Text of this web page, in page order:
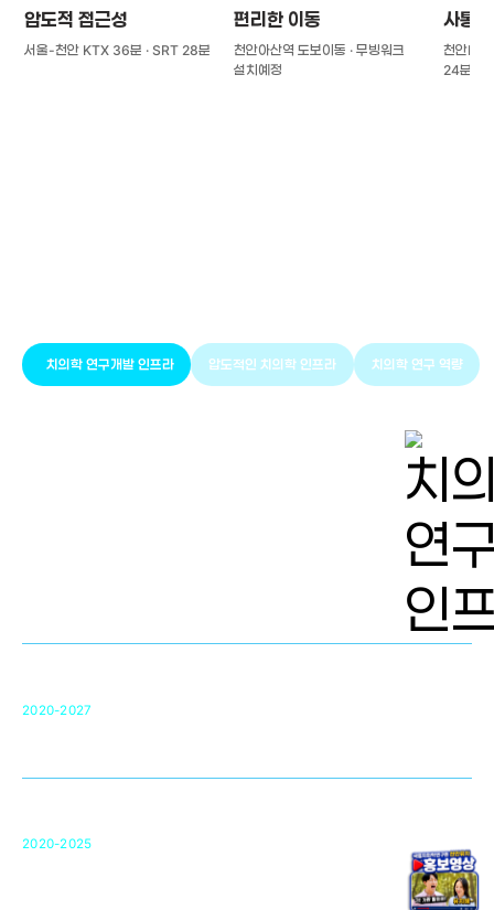
압도적 접근성
서울-천안 KTX 36분 · SRT 28분
편리한 이동
천안아산역 도보이동 · 무빙워크
설치예정
사통
천안IC(
24분
치의학 연구개발 인프라 압도적인 치의학 인프라 치의학 연구 역량
2020-2027
2020-2025 50
미국 베크만연구소